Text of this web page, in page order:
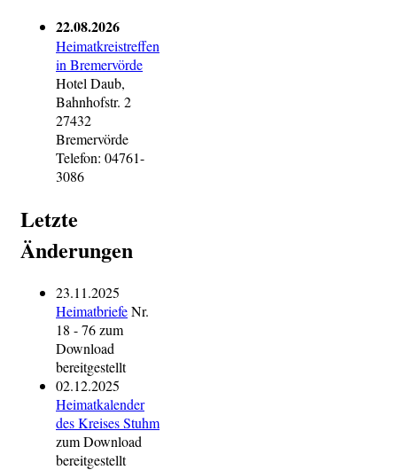
22.08.2026
Heimatkreistreffen
in Bremervörde
Hotel Daub,
Bahnhofstr. 2
27432
Bremervörde
Telefon: 04761-
3086
Letzte
Änderungen
23.11.2025
HeimatbriefeNr.
18 - 76 zum
Download
bereitgestellt
02.12.2025
Heimatkalender
des Kreises Stuhm
zum Download
bereitgestellt